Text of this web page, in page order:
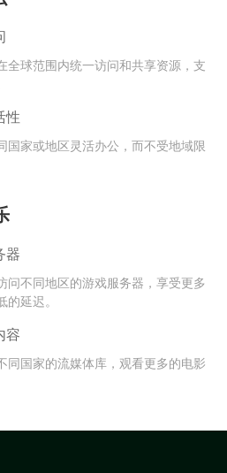
全球范围内统一访问和共享资源，支
性
国家或地区灵活办公，而不受地域限
器
问不同地区的游戏服务器，享受更多
延迟。
容
同国家的流媒体库，观看更多的电影